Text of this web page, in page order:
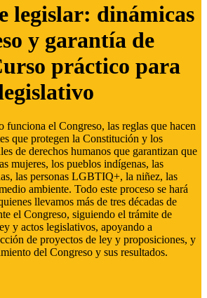
legislar: dinámicas
y garantía de
práctico para
funciona el Congreso, las reglas que hacen
que protegen la Constitución y los
de derechos humanos que garantizan que
mujeres, los pueblos indígenas, las
las personas LGBTIQ+, la niñez, las
ambiente. Todo este proceso se hará
llevamos más de tres décadas de
el Congreso, siguiendo el trámite de
y actos legislativos, apoyando a
de proyectos de ley y proposiciones, y
del Congreso y sus resultados.